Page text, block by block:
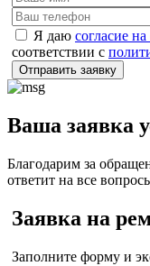
Я даю согласие
соответствии с
Отправить заявку
Ваша заявка
Благодарим за
ответит на все
Заявка на
Заполните форму и